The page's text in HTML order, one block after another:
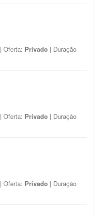
| Oferta: Privado | Duração
| Oferta: Privado | Duração
| Oferta: Privado | Duração